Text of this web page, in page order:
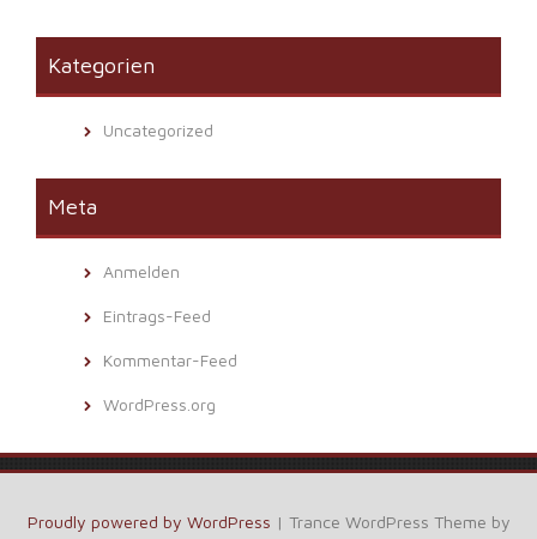
Kategorien
Uncategorized
Meta
Anmelden
Eintrags-Feed
Kommentar-Feed
WordPress.org
Proudly powered by WordPress | Trance WordPress Theme by